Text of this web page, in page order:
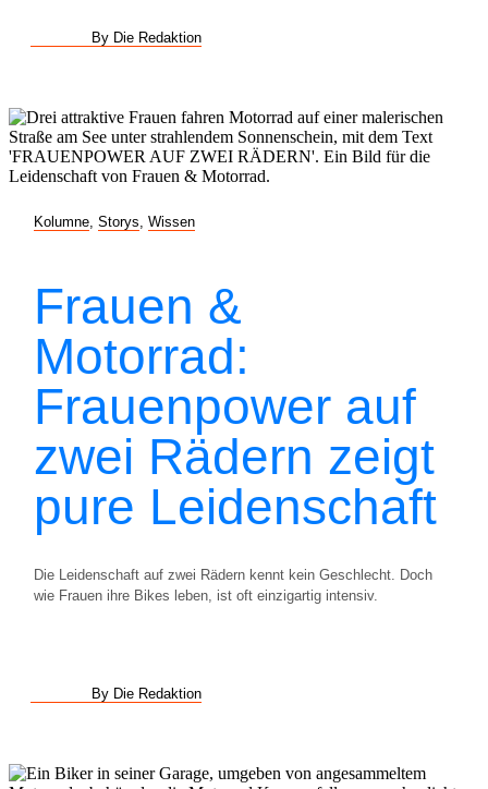
By Die Redaktion
Kolumne Storys Wissen
Frauen &
Motorrad:
Frauenpower auf
zwei Rädern zeigt
pure Leidenschaft
Die Leidenschaft auf zwei Rädern kennt kein Geschlecht. Doch
wie Frauen ihre Bikes leben, ist oft einzigartig intensiv.
By Die Redaktion